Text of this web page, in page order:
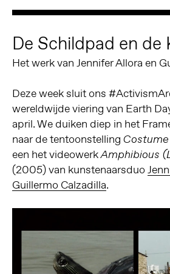
De Schildpad en de
Het werk van Jennifer Allora en
Deze week sluit ons
wereldwijde viering van Earth
april. We duiken diep in het
naar de tentoonstelling
een het videowerkAmphibious
(2005) van kunstenaarsduo
Guillermo Calzadilla.